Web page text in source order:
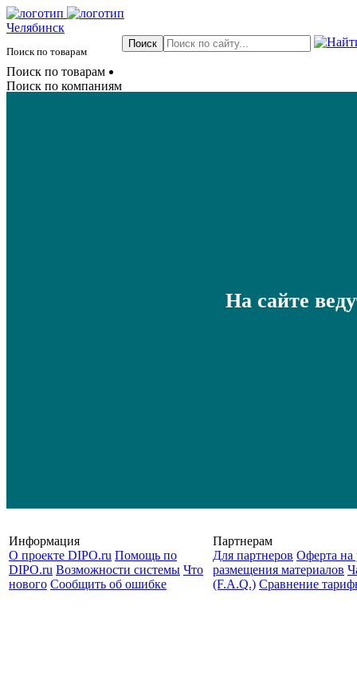
Челябинск
Поиск по товарам
Поиск по товарам
Поиск по компаниям
На сайте
Информация
О проекте DIPO.ru Помощь по
DIPO.ru Возможности системы Что
нового Сообщить об ошибке
Партнерам
Для партнеров Оферта на
размещения материалов
(F.A.Q.) Cравнение